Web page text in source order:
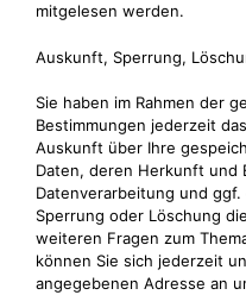
mitgelesen werden.
Auskunft, Sperrung,
Sie haben im Rahmen der
Bestimmungen jederzeit
Auskunft über Ihre
Daten, deren Herkunft und
Datenverarbeitung und
Sperrung oder Löschung
weiteren Fragen zum
können Sie sich jederzeit
angegebenen Adresse an